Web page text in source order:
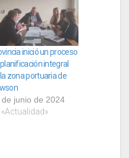
inició un proceso
integral
zona portuaria de
de junio de 2024
«Actualidad»